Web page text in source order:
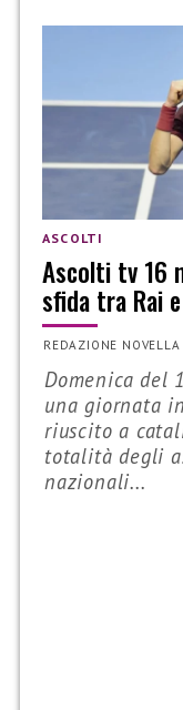
ASCOLTI
Ascolti tv 16
sfida tra Rai
REDAZIONE
Domenica del
una giornata
riuscito a
totalità degli
nazionali...